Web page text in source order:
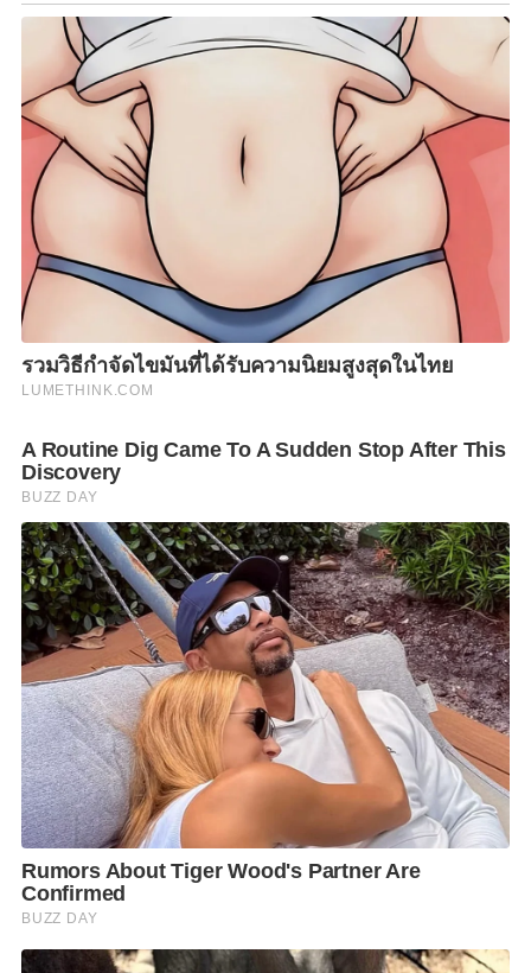
CHARITY MINI HALF MARATHON 2019 @Khun Dan
Prakarn Chon Dam ในครั้งนี้ จัดขึ้นเป็นครั้งที่ 2 หลัง
จากในปีแรกที่ได้มีการจัดกิจกรรมเดิน-วิ่ง ณ เขื่อนป่าสัก
ชลสิทธิ์อันเนื่องมาจากพระราชดำริ จังหวัดลพบุรี ซึ่งได้
รับการตอบรับเป็นอย่างดี และมีผู้สนใจเข้าร่วมกิจกรรม
จำนวนมาก โดยในปีนี้สมาคมศิษย์เก่าวิศวกรรม
ชลประทาน ในพระบรมราชูปถัมภ์ จะจัดกิจกรรมเดิน-วิ่ง
ขึ้นอีกครั้งในวันอาทิตย์ที่ 8 ธันวาคม 2562 ณ เขื่อนขุน
ด่านปราการชล จังหวัดนครนายก เพื่อเป็นการส่งเสริมสุข
ภาพให้แก่สมาชิกของสมาคมฯ ตลอดจนประชาชนที่
สนใจ ด้วยการเดินหรือวิ่ง พร้อมชมทิวทัศน์ที่สวยงามบน
เขื่อนฯ โดยแบ่งประเภทการวิ่ง ออกเป็น 3 ประเภท
ระยะ 10 กิโลเมตร และHALF MARATHON ระยะ 21
กิโลเมตร นอกจากนี้ ยังนำรายได้จากการจัดงานมาใช้ใน
สวัสดิการการศึกษาต้นกล้าเกษตรคืนถิ่นเพื่อความยั่งยืน
หรือทุนลูกเกษตรกรเข้าศึกษาต่อด้านวิศวกรรม
ชลประทาน ตลอดจนเพื่อจัดหาอุปกรณ์ทางการแพทย์
มอบให้ศูนย์การแพทย์ปัญญานันทภิกขุชลประทานฯ อีก
ด้วย
ทั้งนี้ ขอเชิญชวนนักวิ่งทุกท่านที่สนใจ สมัครเข้าร่วม
กิจกรรม ได้ที่ www.fanaticrun.com หรือLine :
@rundaygroup, https://bit.ly/2ZoOoKm และสามารถ
ติดต่อสอบถามเพิ่มเติมได้ที่ 08-9901-1707
F
a
i
w
o
h